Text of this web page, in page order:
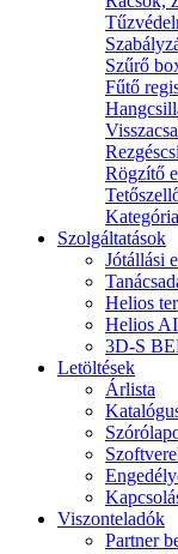
Szűrő
Fűtő
Rögzítő
Szolgáltatások
Jótállási
Helios
Helios
3D-S
Letöltések
Árlista
Viszonteladók
Partner